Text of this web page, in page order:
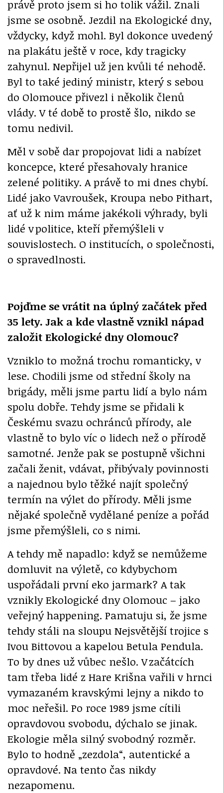
právě proto jsem si ho tolik vážil. Znali
jsme se osobně. Jezdil na Ekologické dny,
vždycky, když mohl. Byl dokonce uvedený
na plakátu ještě v roce, kdy tragicky
zahynul. Nepřijel už jen kvůli té nehodě.
Byl to také jediný ministr, který s sebou
do Olomouce přivezl i několik členů
vlády. V té době to prostě šlo, nikdo se
tomu nedivil.
Měl v sobě dar propojovat lidi a nabízet
koncepce, které přesahovaly hranice
zelené politiky. A právě to mi dnes chybí.
Lidé jako Vavroušek, Kroupa nebo Pithart,
ať už k nim máme jakékoli výhrady, byli
lidé v politice, kteří přemýšleli v
souvislostech. O institucích, o společnosti,
o spravedlnosti.
Pojďme se vrátit na úplný začátek před
35 lety. Jak a kde vlastně vznikl nápad
založit Ekologické dny Olomouc?
Vzniklo to možná trochu romanticky, v
lese. Chodili jsme od střední školy na
brigády, měli jsme partu lidí a bylo nám
spolu dobře. Tehdy jsme se přidali k
Českému svazu ochránců přírody, ale
vlastně to bylo víc o lidech než o přírodě
samotné. Jenže pak se postupně všichni
začali ženit, vdávat, přibývaly povinnosti
a najednou bylo těžké najít společný
termín na výlet do přírody. Měli jsme
nějaké společně vydělané peníze a pořád
jsme přemýšleli, co s nimi.
A tehdy mě napadlo: když se nemůžeme
domluvit na výletě, co kdybychom
uspořádali první eko jarmark? A tak
vznikly Ekologické dny Olomouc – jako
veřejný happening. Pamatuju si, že jsme
tehdy stáli na sloupu Nejsvětější trojice s
Ivou Bittovou a kapelou Betula Pendula.
To by dnes už vůbec nešlo. V začátcích
tam třeba lidé z Hare Krišna vařili v hrnci
vymazaném kravskými lejny a nikdo to
moc neřešil. Po roce 1989 jsme cítili
opravdovou svobodu, dýchalo se jinak.
Ekologie měla silný svobodný rozměr.
Bylo to hodně „zezdola“, autentické a
opravdové. Na tento čas nikdy
nezapomenu.